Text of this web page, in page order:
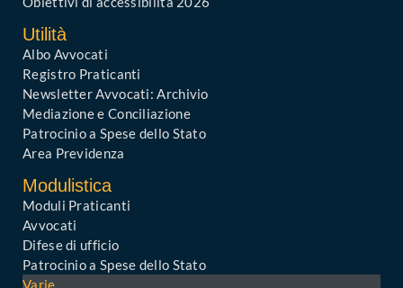
Utilità
Albo Avvocati
Registro Praticanti
Newsletter Avvocati: Archivio
Mediazione e Conciliazione
Patrocinio a Spese dello Stato
Area Previdenza
Modulistica
Moduli Praticanti
Avvocati
Difese di ufficio
Patrocinio a Spese dello Stato